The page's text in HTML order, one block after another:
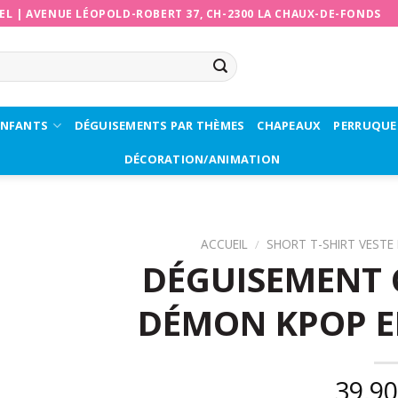
|AVENUE LÉOPOLD-ROBERT 37, CH-2300 LA CHAUX-DE-FONDS
DÉGUISEMENTS PAR THÈMES CHAPEAUX
DÉCORATION/ANIMATION
ACCUEIL / SHORT T-SHIRT
DÉGUISEMENT
DÉMON KPOP